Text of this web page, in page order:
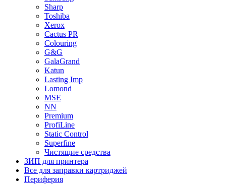
Sharp
Toshiba
Xerox
Cactus PR
Colouring
G&G
GalaGrand
Katun
Lasting Imp
Lomond
MSE
NN
Premium
ProfiLine
Static Control
Superfine
Чистящие средства
ЗИП для принтера
Все для заправки картриджей
Периферия